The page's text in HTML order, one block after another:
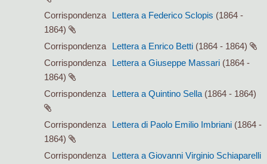
Corrispondenza Lettera a Federico Sclopis (1864 -
1864)
Corrispondenza
Lettera a Enrico Betti (1864 - 1864)
Corrispondenza
Lettera a Giuseppe Massari (1864 -
1864)
Corrispondenza
Lettera a Quintino Sella (1864 - 1864)
Corrispondenza Lettera di Paolo Emilio Imbriani (1864 -
1864)
Corrispondenza
Lettera a Giovanni Virginio Schiaparelli